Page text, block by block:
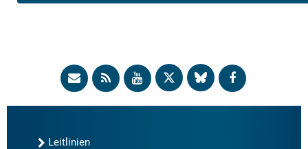
Leitlinien